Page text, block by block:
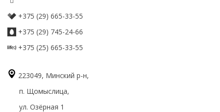
+375 (29) 665-33-55
+375 (29) 745-24-66
+375 (25) 665-33-55
223049, Минский р-н,
п. Щомыслица,
ул. Озёрная 1